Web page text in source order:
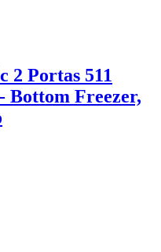
2 Portas 511
Bottom Freezer,